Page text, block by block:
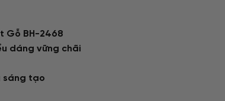
Gỗ BH-2468
dáng vững chãi
sáng tạo